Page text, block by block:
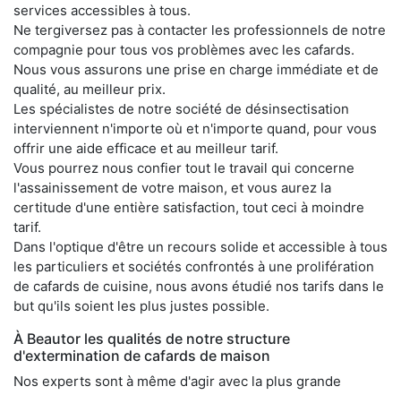
services accessibles à tous.
Ne tergiversez pas à contacter les professionnels de notre
compagnie pour tous vos problèmes avec les cafards.
Nous vous assurons une prise en charge immédiate et de
qualité, au meilleur prix.
Les spécialistes de notre société de désinsectisation
interviennent n'importe où et n'importe quand, pour vous
offrir une aide efficace et au meilleur tarif.
Vous pourrez nous confier tout le travail qui concerne
l'assainissement de votre maison, et vous aurez la
certitude d'une entière satisfaction, tout ceci à moindre
tarif.
Dans l'optique d'être un recours solide et accessible à tous
les particuliers et sociétés confrontés à une prolifération
de cafards de cuisine, nous avons étudié nos tarifs dans le
but qu'ils soient les plus justes possible.
À Beautor les qualités de notre structure
d'extermination de cafards de maison
Nos experts sont à même d'agir avec la plus grande